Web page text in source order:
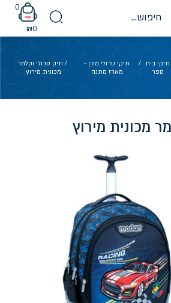
0
₪0
תיקי בית
ספר
/
תיקי טרולי מודן -
מארז מתנה
/ תיק טרולי וקלמר
מכונית מירוץ
מכונית מירוץ